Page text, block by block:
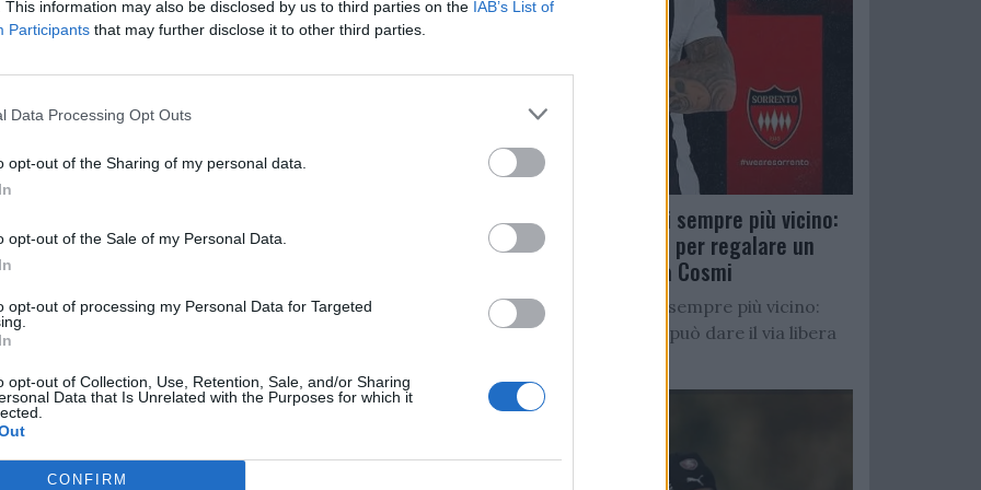
This information may also be disclosed by us to third parties on the IAB’s List of
Participants that may further disclose it to other third parties.
Data Processing Opt Outs
opt-out of the Sharing of my personal data.
opt-out of the Sale of my Personal Data.
opt-out of processing my Personal Data for Targeted
opt-out of Collection, Use, Retention, Sale, and/or Sharing
Data that Is Unrelated with the Purposes for which it
CONFIRM
Latina, fresco di qualificazione agli
C guadagnata in settimana ai danni
squadra che ha dimostrato di essere
Il Latina ha fatto prestazioni
sappiamo che ci vorrà una prova
alla ricerca del risultato positivo”,
nei dettagli: “
Mancheranno Capomaggio
delle situazioni che dovranno garantirci
sia durante la gara. Abbiamo fatto
squadra prosegue un bel percorso, si
ragionando di partita in partita. Non
la classifica ma soltanto pensare ad
nostre qualità e determinazione anche
Salernitana, D’Ursi sempre più vicino:
Faggiano accelera per regalare un
altro attaccante a Cosmi
Salernitana, D’Ursi sempre più vicino:
Starita al Sorrento può dare il via libera